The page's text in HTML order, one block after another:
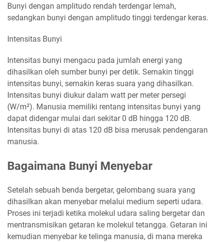
Bunyi dengan amplitudo rendah terdengar lemah,
sedangkan bunyi dengan amplitudo tinggi terdengar keras.
Intensitas Bunyi
Intensitas bunyi mengacu pada jumlah energi yang
dihasilkan oleh sumber bunyi per detik. Semakin tinggi
intensitas bunyi, semakin keras suara yang dihasilkan.
Intensitas bunyi diukur dalam watt per meter persegi
(W/m²). Manusia memiliki rentang intensitas bunyi yang
dapat didengar mulai dari sekitar 0 dB hingga 120 dB.
Intensitas bunyi di atas 120 dB bisa merusak pendengaran
manusia.
Bagaimana Bunyi Menyebar
Setelah sebuah benda bergetar, gelombang suara yang
dihasilkan akan menyebar melalui medium seperti udara.
Proses ini terjadi ketika molekul udara saling bergetar dan
mentransmisikan getaran ke molekul tetangga. Getaran ini
kemudian menyebar ke telinga manusia, di mana mereka